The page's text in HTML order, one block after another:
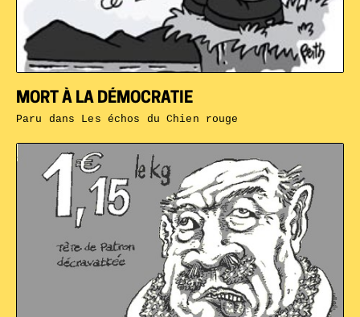
MORT À LA DÉMOCRATIE
Paru dans Les échos du Chien rouge